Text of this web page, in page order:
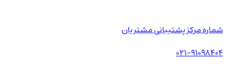
شماره مرکز پشتیبانی مشتریان
021-91098404